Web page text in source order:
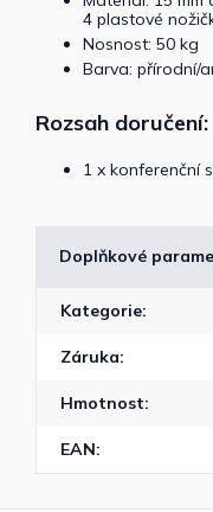
4 plastové
Nosnost: 50 kg
Barva: přírodní/
Rozsah doručení:
1 x konferenční
Doplňkové
Kategorie:
Záruka:
Hmotnost:
EAN: